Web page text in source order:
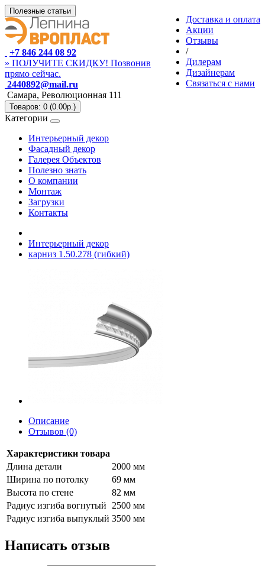
Полезные статьи
Доставка и оплата
Акции
Отзывы
/
Дилерам
Дизайнерам
Связаться с нами
+7 846 244 08 92
» ПОЛУЧИТЕ СКИДКУ! Позвонив
прямо сейчас.
2440892@mail.ru
Самара, Революционная 111
Товаров: 0 (0.00р.)
Категории
Интерьерный декор
Фасадный декор
Галерея Объектов
Полезно знать
О компании
Монтаж
Загрузки
Контакты
Интерьерный декор
карниз 1.50.278 (гибкий)
Описание
Отзывов (0)
Характеристики товара
Длина детали
2000 мм
Ширина по потолку
69 мм
Высота по стене
82 мм
Радиус изгиба вогнутый
2500 мм
Радиус изгиба выпуклый 3500 мм
Написать отзыв